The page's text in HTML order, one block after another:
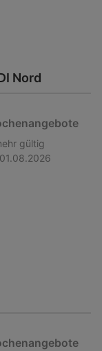
Nord
gültig
01.08.2026